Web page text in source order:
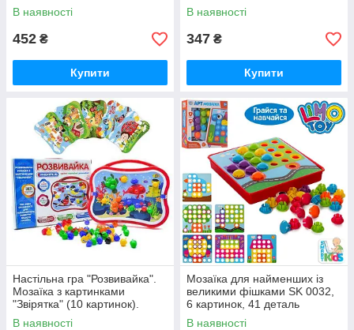
В наявності
452 ₴
Купити
В наявності
347 ₴
Купити
Настільна гра "Розвивайка".
Мозаїка з картинками
"Звірятка" (10 картинок).
Максимус 5423
В наявності
Мозаїка для найменших із
великими фішками SK 0032,
6 картинок, 41 деталь
В наявності